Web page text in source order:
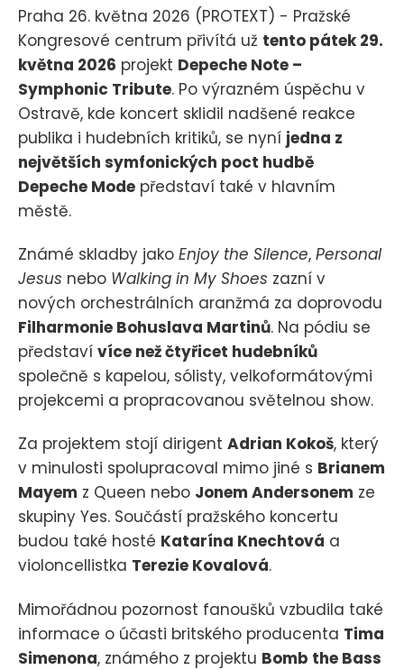
Praha 26. května 2026 (PROTEXT) - Pražské
Kongresové centrum přivítá už tento pátek 29.
května 2026 projekt Depeche Note –
Symphonic Tribute. Po výrazném úspěchu v
Ostravě, kde koncert sklidil nadšené reakce
publika i hudebních kritiků, se nyní jedna z
největších symfonických poct hudbě
Depeche Mode představí také v hlavním
městě.
Známé skladby jako Enjoy the Silence, Personal
Jesus nebo Walking in My Shoes zazní v
nových orchestrálních aranžmá za doprovodu
Filharmonie Bohuslava Martinů. Na pódiu se
představí více než čtyřicet hudebníků
společně s kapelou, sólisty, velkoformátovými
projekcemi a propracovanou světelnou show.
Za projektem stojí dirigent Adrian Kokoš, který
v minulosti spolupracoval mimo jiné s Brianem
Mayem z Queen nebo Jonem Andersonem ze
skupiny Yes. Součástí pražského koncertu
budou také hosté Katarína Knechtová a
violoncellistka Terezie Kovalová.
Mimořádnou pozornost fanoušků vzbudila také
informace o účasti britského producenta Tima
Simenona, známého z projektu Bomb the Bass